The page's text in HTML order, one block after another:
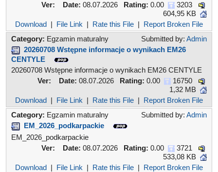
Ver:
Date: 08.07.2026 Rating: 0.00
3203
604,95 KB
Download | File Link | Rate this File | Report Broken File
Category: Egzamin maturalny Submitted by: Admin
20260708 Wstępne informacje o wynikach EM26
CENTYLE
20260708 Wstępne informacje o wynikach EM26 CENTYLE
Ver:
Date: 08.07.2026 Rating: 0.00
16750
1,32 MB
Download | File Link | Rate this File | Report Broken File
Category: Egzamin maturalny Submitted by: Admin
EM_2026_podkarpackie
EM_2026_podkarpackie
Ver:
Date: 08.07.2026 Rating: 0.00
3721
533,08 KB
Download | File Link | Rate this File | Report Broken File